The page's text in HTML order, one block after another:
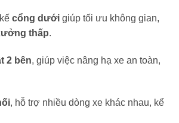
cổng dưới giúp tối ưu không gian,
thấp.
2 bên, giúp việc nâng hạ xe an toàn,
, hỗ trợ nhiều dòng xe khác nhau, kể